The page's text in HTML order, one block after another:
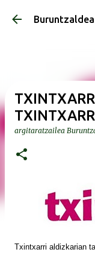
argitaratzailea
Txintxarri aldizkarian